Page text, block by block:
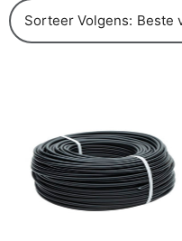
Sorteer Volgens: